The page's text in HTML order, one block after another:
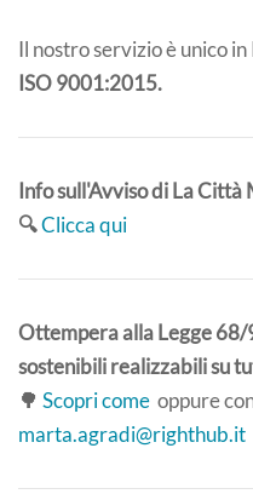
Il nostro servizio è unico
ISO 9001:2015.
Info sull'Avviso di La
🔍Clicca qui
Ottempera alla Legge
sostenibili realizzabili su
🌳 Scopri come oppure
marta.agradi@righthub.it